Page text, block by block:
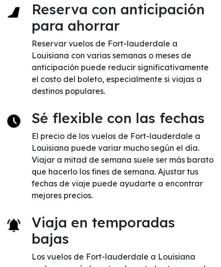
Reserva con anticipación
para ahorrar
Reservar vuelos de Fort-lauderdale a
Louisiana con varias semanas o meses de
anticipación puede reducir significativamente
el costo del boleto, especialmente si viajas a
destinos populares.
Sé flexible con las fechas
El precio de los vuelos de Fort-lauderdale a
Louisiana puede variar mucho según el día.
Viajar a mitad de semana suele ser más barato
que hacerlo los fines de semana. Ajustar tus
fechas de viaje puede ayudarte a encontrar
mejores precios.
Viaja en temporadas
bajas
Los vuelos de Fort-lauderdale a Louisiana